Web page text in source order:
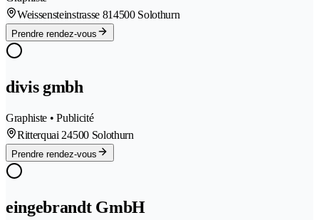
Weissensteinstrasse 814500 Solothurn
Prendre rendez-vous
divis gmbh
Graphiste • Publicité
Ritterquai 24500 Solothurn
Prendre rendez-vous
eingebrandt GmbH